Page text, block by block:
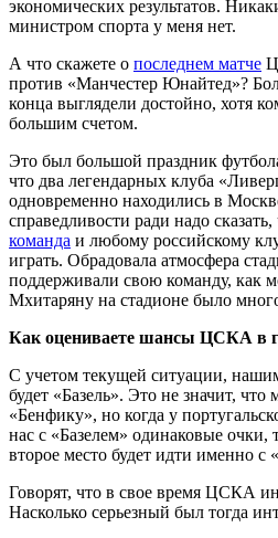
экономических результатов.
министром спорта у меня нет.
А что скажете о последнем матче
против «Манчестер Юнайтед»?
конца выглядели достойно, хотя
большим счетом.
Это был большой праздник
что два легендарных клуба
одновременно находились в
справедливости ради надо
команда и любому российскому
играть. Обрадовала атмосфера
поддерживали свою команду, как
Мхитаряну на стадионе было
Как оцениваете шансы ЦСКА в
С учетом текущей ситуации,
будет «Базель». Это не значит,
«Бенфику», но когда у
нас с «Базелем» одинаковые очки,
второе место будет идти именно с
Говорят, что в свое время ЦСКА
Насколько серьезный был тогда